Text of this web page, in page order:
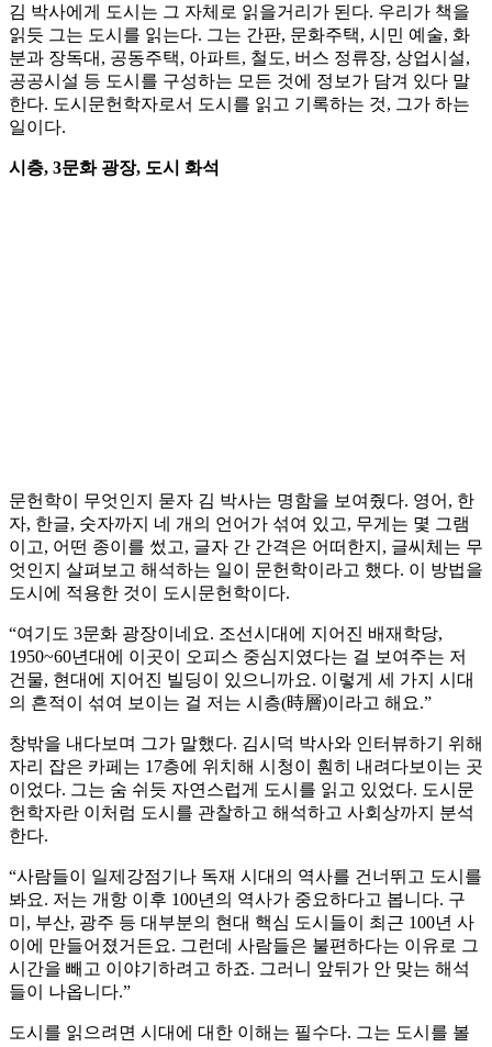
김 박사에게 도시는 그 자체로 읽을거리가 된다. 우리가 책을
읽듯 그는 도시를 읽는다. 그는 간판, 문화주택, 시민 예술, 화
분과 장독대, 공동주택, 아파트, 철도, 버스 정류장, 상업시설,
공공시설 등 도시를 구성하는 모든 것에 정보가 담겨 있다 말
한다. 도시문헌학자로서 도시를 읽고 기록하는 것, 그가 하는
일이다.
시층, 3문화 광장, 도시 화석
문헌학이 무엇인지 묻자 김 박사는 명함을 보여줬다. 영어, 한
자, 한글, 숫자까지 네 개의 언어가 섞여 있고, 무게는 몇 그램
이고, 어떤 종이를 썼고, 글자 간 간격은 어떠한지, 글씨체는 무
엇인지 살펴보고 해석하는 일이 문헌학이라고 했다. 이 방법을
도시에 적용한 것이 도시문헌학이다.
“여기도 3문화 광장이네요. 조선시대에 지어진 배재학당,
1950~60년대에 이곳이 오피스 중심지였다는 걸 보여주는 저
건물, 현대에 지어진 빌딩이 있으니까요. 이렇게 세 가지 시대
의 흔적이 섞여 보이는 걸 저는 시층(時層)이라고 해요.”
창밖을 내다보며 그가 말했다. 김시덕 박사와 인터뷰하기 위해
자리 잡은 카페는 17층에 위치해 시청이 훤히 내려다보이는 곳
이었다. 그는 숨 쉬듯 자연스럽게 도시를 읽고 있었다. 도시문
헌학자란 이처럼 도시를 관찰하고 해석하고 사회상까지 분석
한다.
“사람들이 일제강점기나 독재 시대의 역사를 건너뛰고 도시를
봐요. 저는 개항 이후 100년의 역사가 중요하다고 봅니다. 구
미, 부산, 광주 등 대부분의 현대 핵심 도시들이 최근 100년 사
이에 만들어졌거든요. 그런데 사람들은 불편하다는 이유로 그
시간을 빼고 이야기하려고 하죠. 그러니 앞뒤가 안 맞는 해석
들이 나옵니다.”
도시를 읽으려면 시대에 대한 이해는 필수다. 그는 도시를 볼